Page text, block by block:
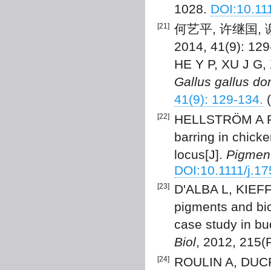
1028.
[21]
何艺平, 许继国,
2014, 41(9):
HE Y P, XU J
Gallus gallus
41(9): 129-134.
[22]
HELLSTRÖM A
barring in
locus[J].
DOI:10.1111/
[23]
D'ALBA L,
pigments and
case study in
Biol, 2012,
[24]
ROULIN A,